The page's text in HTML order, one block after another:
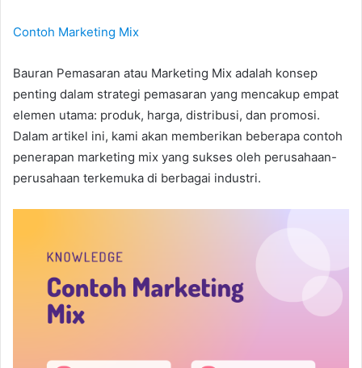
Contoh Marketing Mix
Bauran Pemasaran atau Marketing Mix adalah konsep
penting dalam strategi pemasaran yang mencakup empat
elemen utama: produk, harga, distribusi, dan promosi.
Dalam artikel ini, kami akan memberikan beberapa contoh
penerapan marketing mix yang sukses oleh perusahaan-
perusahaan terkemuka di berbagai industri.